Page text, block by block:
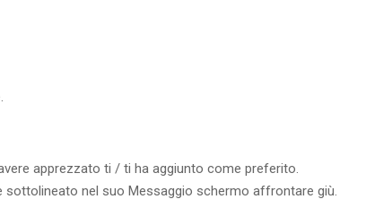
apprezzato ti / ti ha aggiunto come preferito.
sottolineato nel suo Messaggio schermo affrontare giù.